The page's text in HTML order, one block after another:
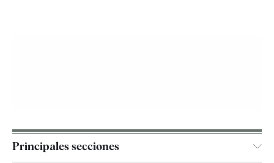
Principales secciones